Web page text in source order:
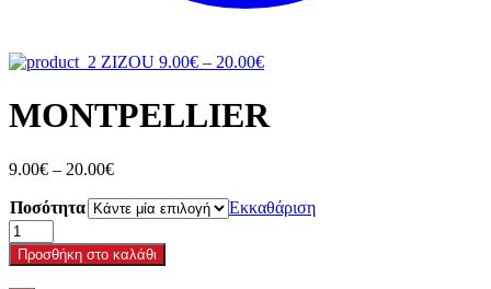
ZIZOU 9.00€ – 20.00€Price
through
MONTPELLIER
9.00€ – 20.00€Price
9.00€
20.00€
Ποσότητα
Εκκαθάριση
MONTPELLIER
ποσότητα
Προσθήκη στο καλάθι